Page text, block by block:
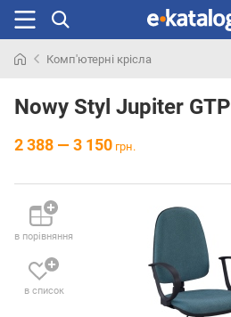
раніше
Комп'ютерні крісла
Nowy Styl Jupiter GTP
2 388 — 3 150 грн.
в порівняння
в список